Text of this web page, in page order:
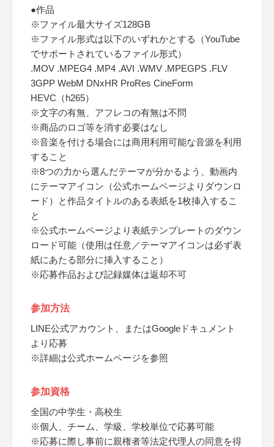
●作品
※ファイル最大サイズ128GB
※ファイル形式は以下のいずれかとする（YouTube
でサポートされているファイル形式）
.MOV .MPEG4 .MP4 .AVI .WMV .MPEGPS .FLV
3GPP WebM DNxHR ProRes CineForm
HEVC（h265）
※文字の有無、アフレコの有無は不問
※商品のロゴ等を消す必要はなし
※音楽を付ける場合には商用利用可能な音源を利用
すること
※8つの力から選んだテーマが分かるよう、動画内
にテーマアイコン（公式ホームページよりダウンロ
ード）と作品タイトルのある表紙を1枚挿入するこ
と
※公式ホームページより表紙テンプレートのダウン
ロード可能（使用は任意／テーマアイコンは必ず表
紙にあたる部分に挿入すること）
※応募作品および記録媒体は返却不可
参加方法
LINE公式アカウント、またはGoogleドキュメント
より応募
※詳細は公式ホームページを参照
参加資格
全国の中学生・高校生
※個人、チーム、学級、学校単位で応募可能
※応募に際し事前に親権者等法定代理人の同意を得